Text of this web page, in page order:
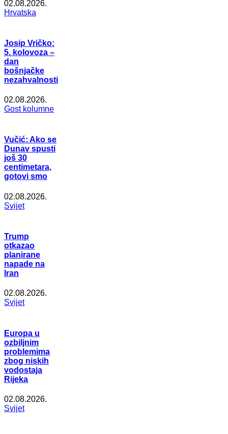
02.08.2026.
Hrvatska
Josip Vričko:
5. kolovoza –
dan
bošnjačke
nezahvalnosti
02.08.2026.
Gost kolumne
Vučić: Ako se
Dunav spusti
još 30
centimetara,
gotovi smo
02.08.2026.
Svijet
Trump
otkazao
planirane
napade na
Iran
02.08.2026.
Svijet
Europa u
ozbiljnim
problemima
zbog niskih
vodostaja
Rijeka
02.08.2026.
Svijet